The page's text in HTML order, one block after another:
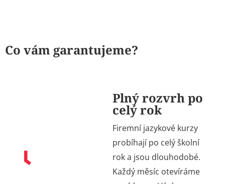
Co vám garantujeme?
Plný rozvrh po
celý rok
Firemní jazykové kurzy
probíhají po celý školní
rok a jsou dlouhodobé.
Každý měsíc otevíráme